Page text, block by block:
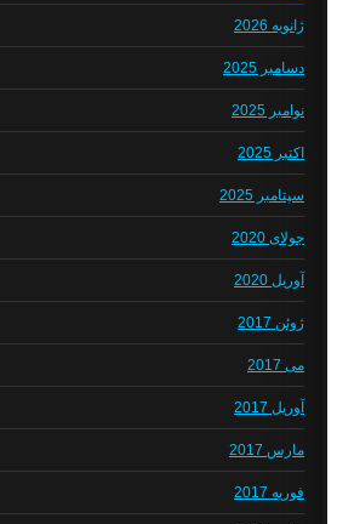
ژانویه 2026
دسامبر 2025
نوامبر 2025
اکتبر 2025
سپتامبر 2025
جولای 2020
آوریل 2020
ژوئن 2017
می 2017
آوریل 2017
مارس 2017
فوریه 2017